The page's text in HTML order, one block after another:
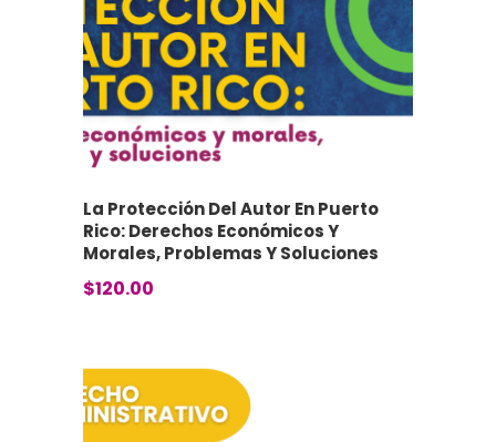
La Protección Del Autor En Puerto
Rico: Derechos Económicos Y
Morales, Problemas Y Soluciones
$120.00